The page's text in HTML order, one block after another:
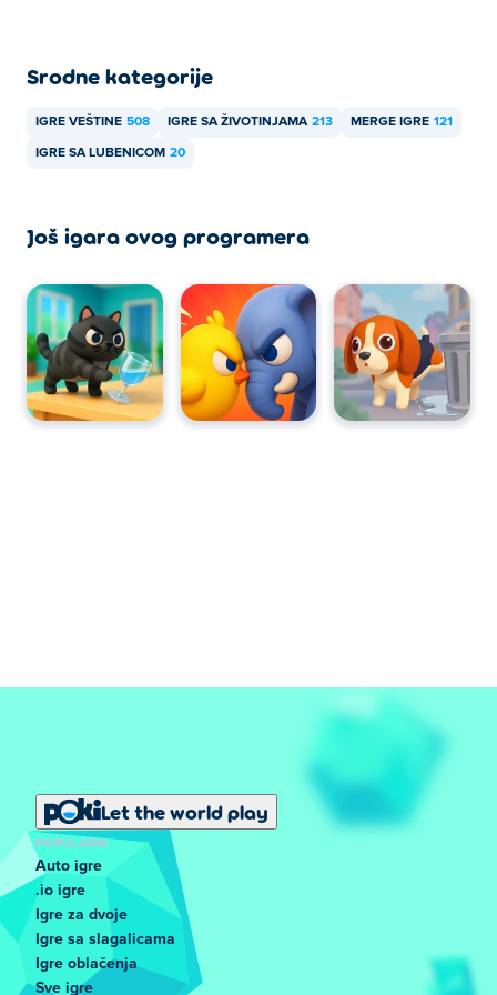
Srodne kategorije
IGRE VEŠTINE 508 IGRE SA ŽIVOTINJAMA 213 MERGE IGRE 121
IGRE SA LUBENICOM 20
Još igara ovog programera
Let the world play
POPULARNI
Auto igre
.io igre
Igre za dvoje
Igre sa slagalicama
Igre oblačenja
Sve igre